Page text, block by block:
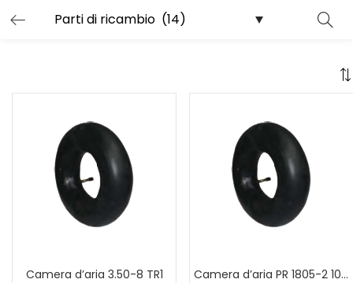
Camera d’aria 3.50-8 TR1 Camera d’aria PR 1805-2 10 x 3.00-4